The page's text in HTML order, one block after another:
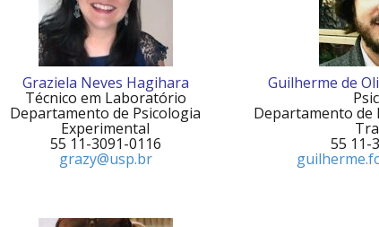
Graziela Neves Hagihara
Técnico em Laboratório
Departamento de Psicologia
Experimental
55 11-3091-0116
grazy@usp.br
Guilherme de
Departamento de
55 11-